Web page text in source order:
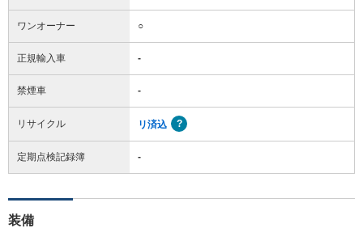
ワンオーナー ○
正規輸入車 -
禁煙車 -
リサイクル リ済込
定期点検記録簿 -
装備